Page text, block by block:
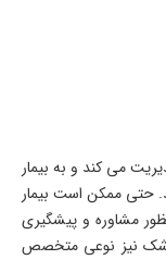
می کند و به بیمار
حتی ممکن است بیمار
مشاوره و پیشگیری
نیز نوعی متخصص